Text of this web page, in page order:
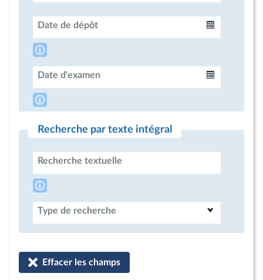
Date de dépôt
Date d'examen
Recherche par texte intégral
Recherche textuelle
Type de recherche
Effacer les champs